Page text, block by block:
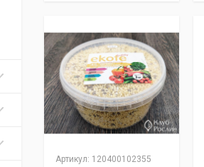
Артикул: 120400102355